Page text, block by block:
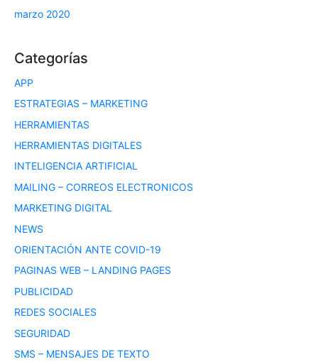
marzo 2020
Categorías
APP
ESTRATEGIAS – MARKETING
HERRAMIENTAS
HERRAMIENTAS DIGITALES
INTELIGENCIA ARTIFICIAL
MAILING – CORREOS ELECTRONICOS
MARKETING DIGITAL
NEWS
ORIENTACIÓN ANTE COVID-19
PAGINAS WEB – LANDING PAGES
PUBLICIDAD
REDES SOCIALES
SEGURIDAD
SMS – MENSAJES DE TEXTO